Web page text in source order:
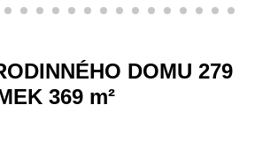
DOMU 279
369 m²